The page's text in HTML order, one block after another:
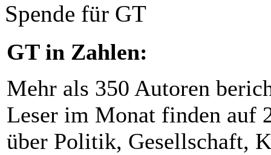
Spende für GT
GT in Zahlen:
Mehr als 350 Autoren
Leser im Monat finden auf
über Politik, Gesellschaft,